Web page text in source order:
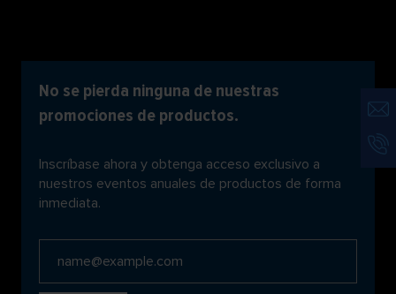
No se pierda ninguna de nuestras
promociones de productos.
Inscríbase ahora y obtenga acceso exclusivo a
nuestros eventos anuales de productos de forma
inmediata.